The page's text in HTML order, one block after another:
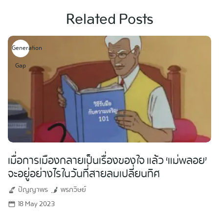
Related Posts
Generation
Gap
เมื่อการเมืองกลายเป็นเรื่องของใจ แล้ว ‘แม่พลอย’
จะอยู่อย่างไรในวันที่สายลมเปลี่ยนทิศ
ปัญญาพร
พรภวิษย์
18 May 2023